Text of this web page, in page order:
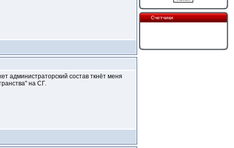
администраторский состав ткнёт меня
на СГ.
Счетчики